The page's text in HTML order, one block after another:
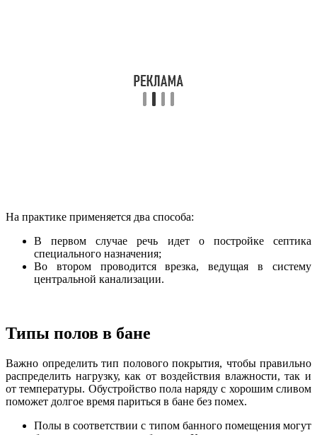
На практике применяется два способа:
В первом случае речь идет о постройке септика
специального назначения;
Во втором проводится врезка, ведущая в систему
центральной канализации.
Типы полов в бане
Важно определить тип полового покрытия, чтобы правильно
распределить нагрузку, как от воздействия влажности, так и
от температуры. Обустройство пола наряду с хорошим сливом
поможет долгое время париться в бане без помех.
Полы в соответствии с типом банного помещения могут